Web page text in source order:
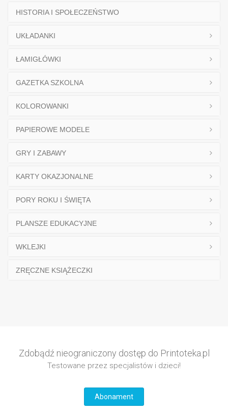
HISTORIA I SPOŁECZEŃSTWO
UKŁADANKI
ŁAMIGŁÓWKI
GAZETKA SZKOLNA
KOLOROWANKI
PAPIEROWE MODELE
GRY I ZABAWY
KARTY OKAZJONALNE
PORY ROKU I ŚWIĘTA
PLANSZE EDUKACYJNE
WKLEJKI
ZRĘCZNE KSIĄŻECZKI
Zdobądź nieograniczony dostęp do Printoteka.pl
Testowane przez specjalistów i dzieci!
Abonament